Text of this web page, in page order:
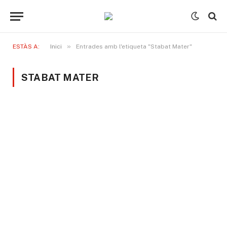
ESTÀS A: Inici » Entrades amb l'etiqueta "Stabat Mater"
STABAT MATER